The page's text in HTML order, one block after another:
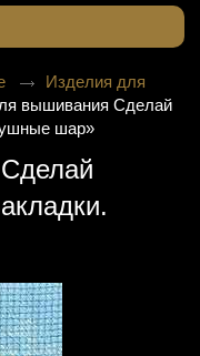
Изделия для
вышивания Сделай
шар»